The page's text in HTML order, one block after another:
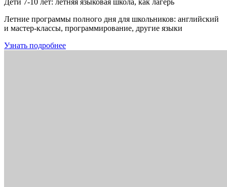
Дети 7-10 лет: летняя языковая школа, как лагерь
Летние программы полного дня для школьников: английский
и мастер-классы, программирование, другие языки
Узнать подробнее